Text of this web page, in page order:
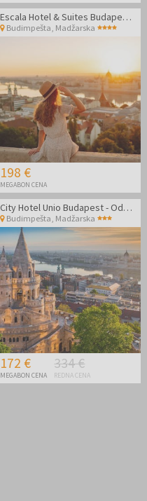
Escala Hotel & Suites Budapest - Poletni oddih v Budimpešti
Budimpešta, Madžarska
198 €
MEGABON CENA
City Hotel Unio Budapest - Oddih v središču Budimpešte
Budimpešta, Madžarska
172 €
MEGABON CENA
334 €
REDNA CENA